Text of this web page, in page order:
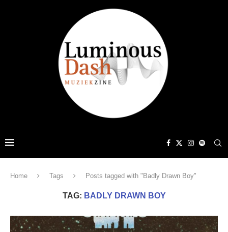
Home Tags Posts tagged with "Badly Drawn Boy"
TAG: BADLY DRAWN BOY